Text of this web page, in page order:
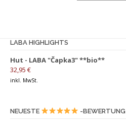
LABA HIGHLIGHTS
Hut - LABA "Čapka3" **bio**
32,95 €
inkl. MwSt.
NEUESTE -BEWERTUNG